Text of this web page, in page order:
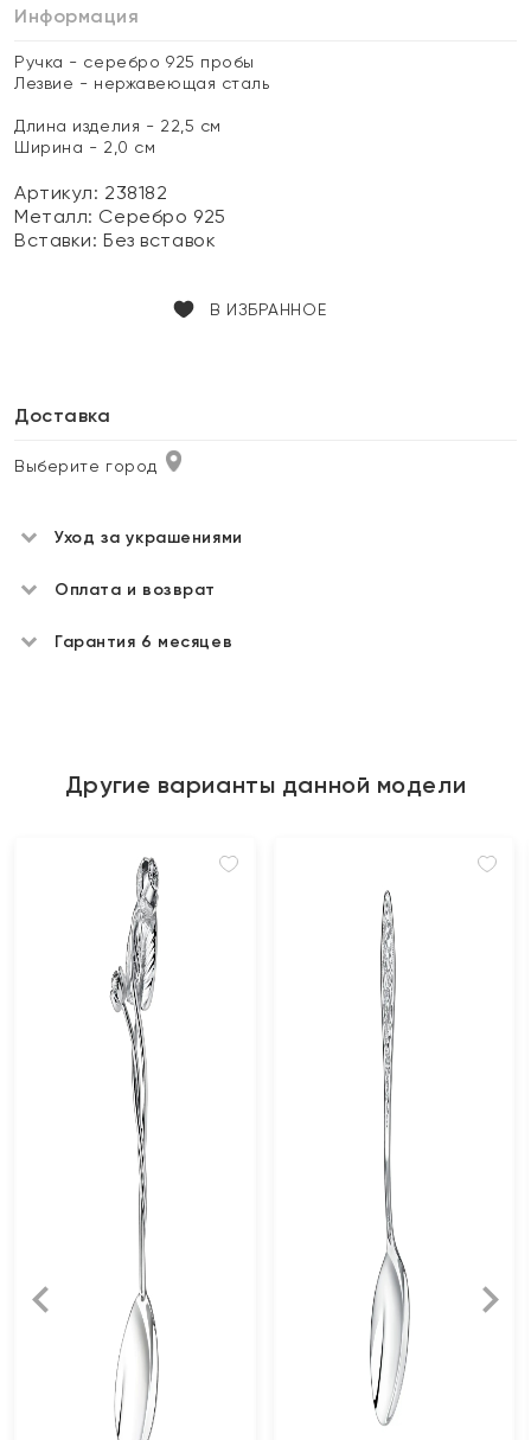
Информация
Ручка - серебро 925 пробы
Лезвие - нержавеющая сталь
Длина изделия - 22,5 см
Ширина - 2,0 см
Артикул: 238182
Металл: Серебро 925
Вставки:Без вставок
В ИЗБРАННОЕ
Доставка
Выберите город
Уход за украшениями
Оплата и возврат
Гарантия 6 месяцев
Другие варианты данной модели